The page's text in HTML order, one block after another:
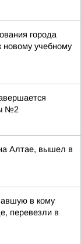
города
новому учебному
№2
Алтае, вышел в
в кому
перевезли в